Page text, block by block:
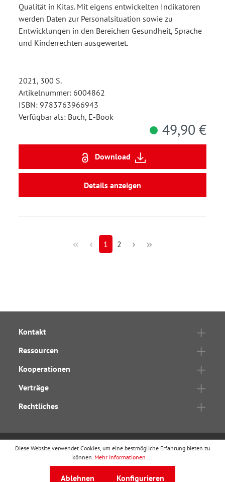
Qualität in Kitas. Mit eigens entwickelten Indikatoren
werden Daten zur Personalsituation sowie zu
Entwicklungen in den Bereichen Gesundheit, Sprache
und Kinderrechten ausgewertet.
2021, 300 S.
Artikelnummer: 6004862
ISBN: 9783763966943
Verfügbar als: Buch, E-Book
49,90 €
Download
Details anzeigen
1 2
Kontakt
Ressourcen
Kooperationen
Verträge
Rechtliches
wbv Publikationist ein Geschäftsbereich von
Diese Website verwendet Cookies, um eine bestmögliche Erfahrung bieten zu
können. Mehr Informationen ...
Ablehnen Konfigurieren